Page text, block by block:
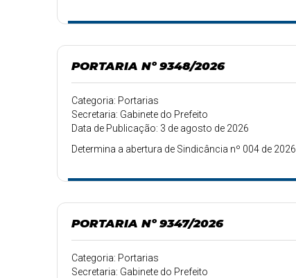
PORTARIA Nº 9348/2026
Categoria: Portarias
Secretaria: Gabinete do Prefeito
Data de Publicação: 3 de agosto de 2026
Determina a abertura de Sindicância nº 004 de 2026.
PORTARIA Nº 9347/2026
Categoria: Portarias
Secretaria: Gabinete do Prefeito